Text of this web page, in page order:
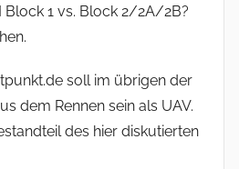
Block 1 vs. Block 2/2A/2B?
soll im übrigen der
dem Rennen sein als UAV.
des hier diskutierten